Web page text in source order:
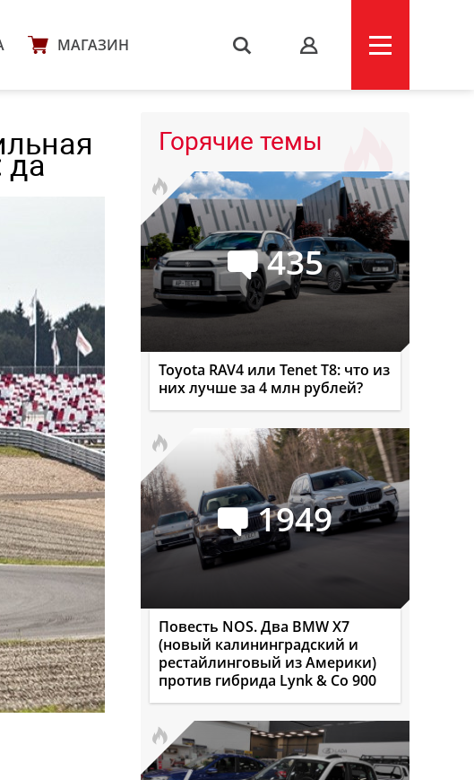
МАГАЗИН s
да
Горячие темы
435
Toyota RAV4 или Tenet T8: что из
них лучше за 4 млн рублей?
1949
Повесть NOS. Два BMW X7
(новый калининградский и
рестайлинговый из Америки)
против гибрида Lynk & Co 900